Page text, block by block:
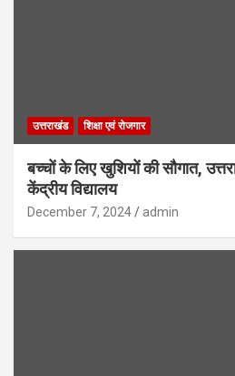
उत्तराखंड शिक्षा एवं रोजगार
बच्चों के लिए खुशियों की सौगात,
केंद्रीय विद्यालय
December 7, 2024 admin